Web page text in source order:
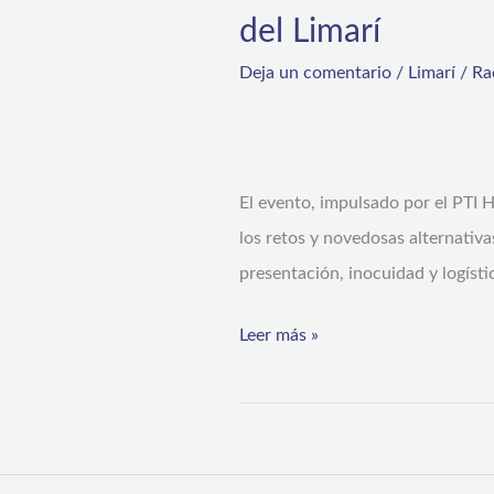
del Limarí
Deja un comentario / Limarí /
El evento, impulsado por el PTI
los retos y novedosas
presentación, inocuidad y
Leer más »